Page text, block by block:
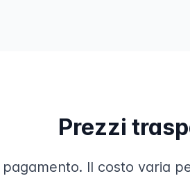
Prezzi
Il costo varia